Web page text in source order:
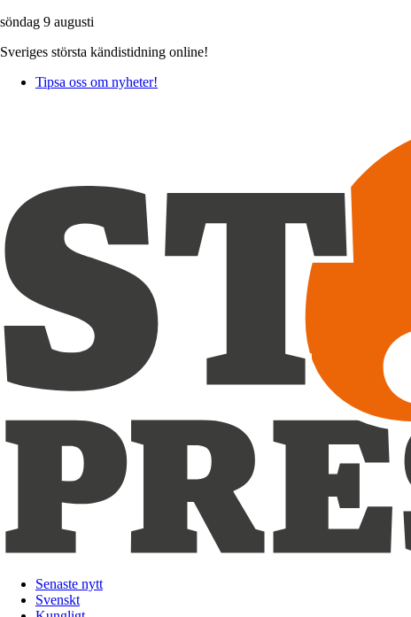
söndag 9 augusti
Sveriges största kändistidning online!
Tipsa oss om nyheter!
Senaste nytt
Svenskt